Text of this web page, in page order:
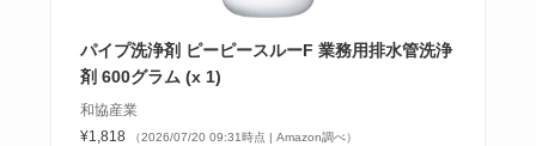
パイプ洗浄剤 ピーピースルーF 業務用排水管洗浄
剤 600グラム (x 1)
和協産業
¥1,818
（2026/07/20 09:31時点 | Amazon調べ）